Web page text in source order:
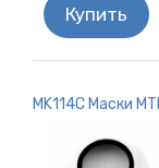
Купить
MK114C Маски